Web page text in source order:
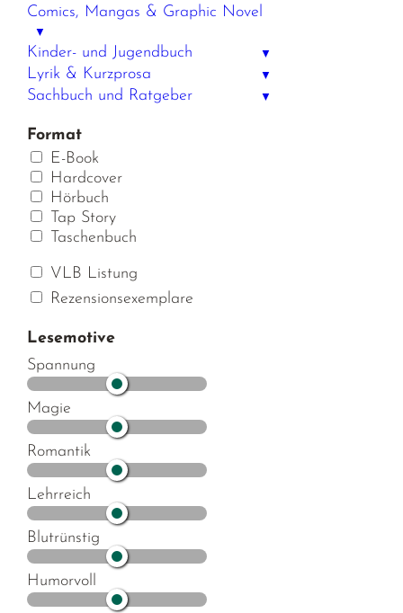
Comics, Mangas & Graphic Novel
▼
Kinder- und Jugendbuch ▼
Lyrik & Kurzprosa ▼
Sachbuch und Ratgeber ▼
Format
E-Book
Hardcover
Hörbuch
Tap Story
Taschenbuch
VLB Listung
Rezensionsexemplare
Lesemotive
Spannung
Magie
Romantik
Lehrreich
Blutrünstig
Humorvoll